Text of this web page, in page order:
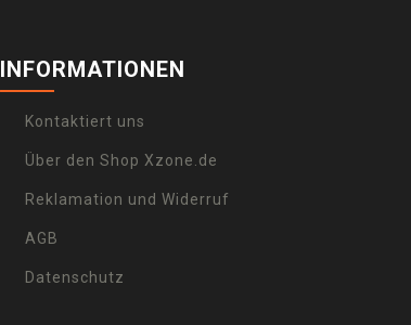
INFORMATIONEN
Kontaktiert uns
Über den Shop Xzone.de
Reklamation und Widerruf
AGB
Datenschutz